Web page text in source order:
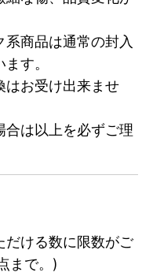
商品は通常の封入
す。
はお受け出来ませ
合は以上を必ずご理
だける数に限数がご
まで。)